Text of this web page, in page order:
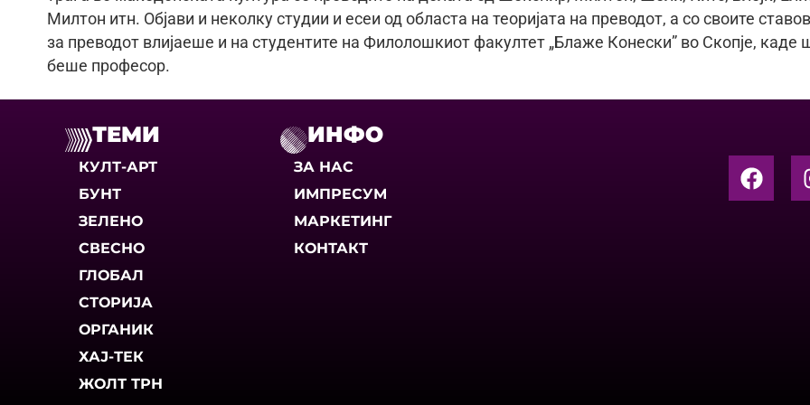
Милтон итн. Објави и неколку студии и есеи од областа на теоријата на преводот, а со своите
за преводот влијаеше и на студентите на Филолошкиот факултет „Блаже Конески” во Скопје, каде
беше професор.
ТЕМИ
КУЛТ-АРТ
БУНТ
ЗЕЛЕНО
СВЕСНО
ГЛОБАЛ
СТОРИЈА
ОРГАНИК
ХАЈ-ТЕК
ЖОЛТ ТРН
ИНФО
ЗА НАС
ИМПРЕСУМ
МАРКЕТИНГ
КОНТАКТ